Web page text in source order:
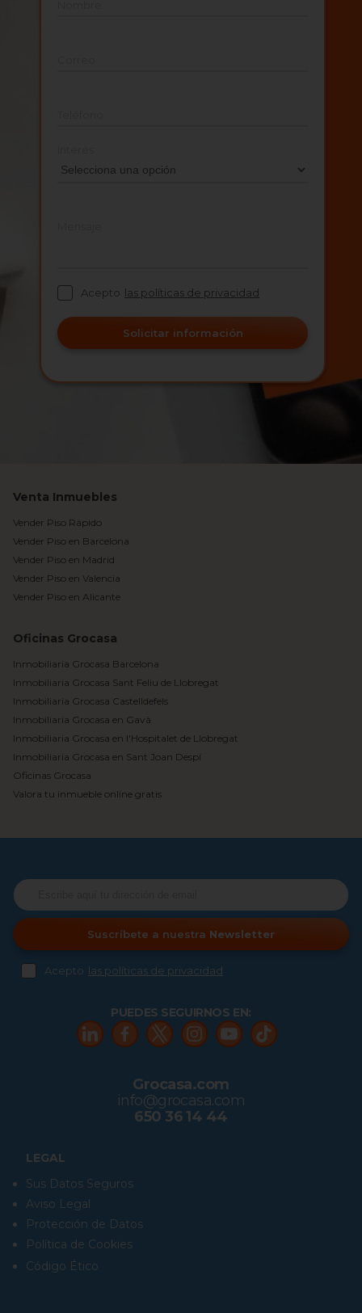
Acepto las políticas de privacidad
Solicitar información
Venta Inmuebles
Vender Piso Rápido
Vender Piso en Barcelona
Vender Piso en Madrid
Vender Piso en Valencia
Vender Piso en Alicante
Oficinas Grocasa
Inmobiliaria Grocasa Barcelona
Inmobiliaria Grocasa Sant Feliu de Llobregat
Inmobiliaria Grocasa Castelldefels
Inmobiliaria Grocasa en Gavà
Inmobiliaria Grocasa en l'Hospitalet de Llobregat
Inmobiliaria Grocasa en Sant Joan Despí
Oficinas Grocasa
Valora tu inmueble online gratis
Suscríbete a nuestra Newsletter
Acepto las políticas de privacidad
LEGAL
Sus Datos Seguros
Aviso Legal
Protección de Datos
Política de Cookies
Código Ético
PUEDES SEGUIRNOS EN:
Grocasa.com
info@grocasa.com
650 36 14 44